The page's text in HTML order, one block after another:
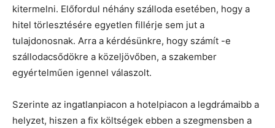
kitermelni. Előfordul néhány szálloda esetében, hogy a
hitel törlesztésére egyetlen fillérje sem jut a
tulajdonosnak. Arra a kérdésünkre, hogy számít -e
szállodacsődökre a közeljövőben, a szakember
egyértelműen igennel válaszolt.
Szerinte az ingatlanpiacon a hotelpiacon a legdrámaibb a
helyzet, hiszen a fix költségek ebben a szegmensben a